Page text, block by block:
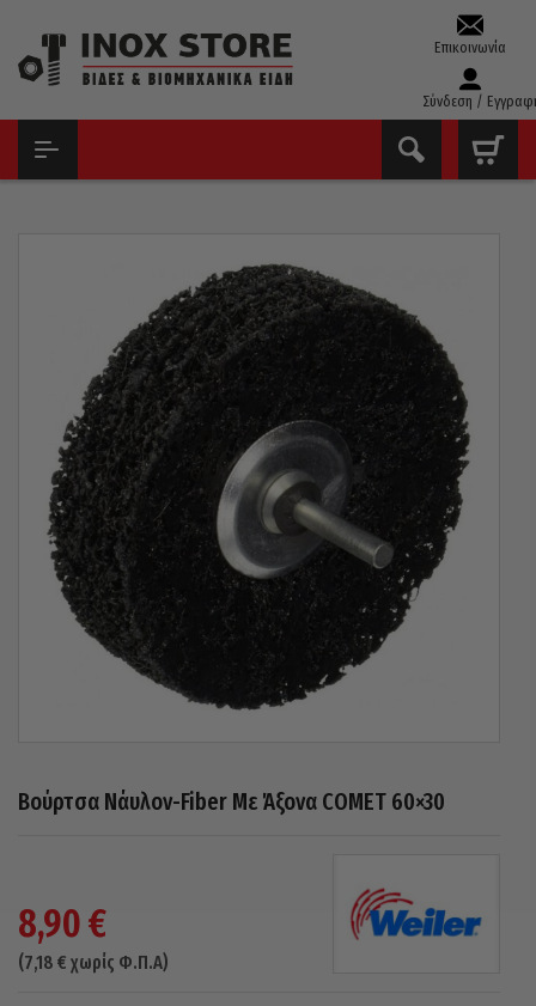
Επικοινωνία
Σύνδεση /
ΒΟΎΡΤΣΑ ΝΆΥΛΟΝ-FIBER ΜΕ ΆΞΟΝΑ COMET 60×30
Βούρτσα Νάυλον-Fiber Με Άξονα COMET 60×30
8,90€
(7,18 € χωρίς Φ.Π.Α)